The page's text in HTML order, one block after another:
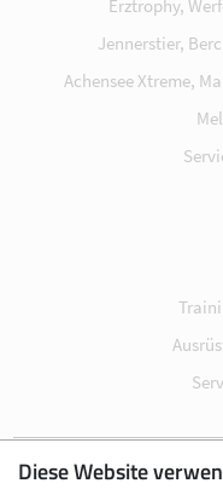
Erztrophy,
Jennerstier,
Achensee Xtreme,
Diese Website